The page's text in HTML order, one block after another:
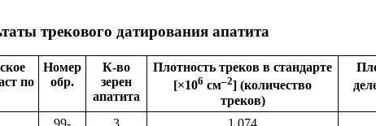
трекового датирования апатита
по
Номер
обр.
К-во
зерен
апатита
Плотность треков в стандарте
[×106 см–2] (количество
треков)